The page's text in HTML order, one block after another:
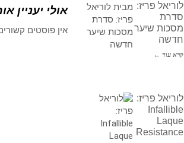
אולי יעניין
אין פוסטים
לוריאל פריז:
סדרת
מסכות שיער
חדשה
קרא עוד ←
לוריאל פריז:
Infallible
Laque
Resistance